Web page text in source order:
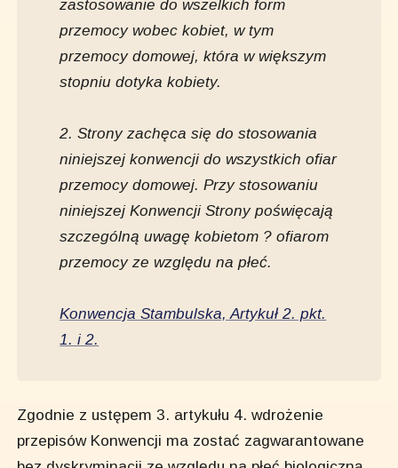
zastosowanie do wszelkich form
przemocy wobec kobiet, w tym
przemocy domowej, która w większym
stopniu dotyka kobiety.
2. Strony zachęca się do stosowania
niniejszej konwencji do wszystkich ofiar
przemocy domowej. Przy stosowaniu
niniejszej Konwencji Strony poświęcają
szczególną uwagę kobietom ? ofiarom
przemocy ze względu na płeć.
Konwencja Stambulska, Artykuł 2. pkt.
1. i 2.
Zgodnie z ustępem 3. artykułu 4. wdrożenie
przepisów Konwencji ma zostać zagwarantowane